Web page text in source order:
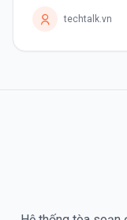
Quốc...techtalk.vn